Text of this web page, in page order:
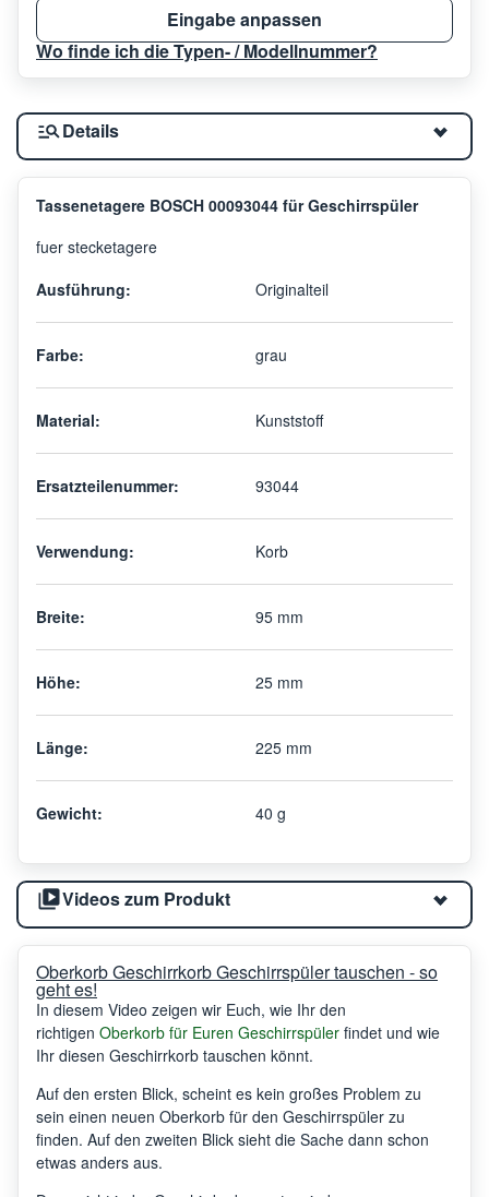
Eingabe anpassen
Wo finde ich die Typen- / Modellnummer?
Details
Tassenetagere BOSCH 00093044 für Geschirrspüler
fuer stecketagere
Ausführung:
Originalteil
Farbe: grau
Material: Kunststoff
Ersatzteilenummer: 93044
Verwendung: Korb
Breite: 95 mm
Höhe: 25 mm
Länge: 225 mm
Gewicht: 40 g
Videos zum Produkt
Oberkorb Geschirrkorb Geschirrspüler tauschen - so
geht es!
In diesem Video zeigen wir Euch, wie Ihr den
richtigen Oberkorb für Euren Geschirrspüler findet und wie
Ihr diesen Geschirrkorb tauschen könnt.
Auf den ersten Blick, scheint es kein großes Problem zu
sein einen neuen Oberkorb für den Geschirrspüler zu
finden. Auf den zweiten Blick sieht die Sache dann schon
etwas anders aus.